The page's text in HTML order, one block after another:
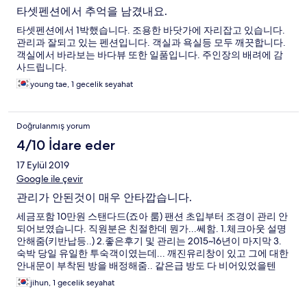
타셋펜션에서 추억을 남겼내요.
타셋펜션에서 1박했습니다. 조용한 바닷가에 자리잡고 있습니다.
관리과 잘되고 있는 펜션입니다. 객실과 욕실등 모두 깨끗합니다.
객실에서 바라보는 바다뷰 또한 일품입니다. 주인장의 배려에 감
사드립니다.
young tae, 1 gecelik seyahat
Doğrulanmış yorum
4/10 İdare eder
17 Eylül 2019
Google ile çevir
관리가 안된것이 매우 안타깝습니다.
세금포함 10만원 스탠다드(죠아 룸) 팬션 초입부터 조경이 관리 안
되어보였습니다. 직원분은 친절한데 뭔가...쎄함. 1.체크아웃 설명
안해줌(키반납등..) 2.좋은후기 및 관리는 2015~16년이 마지막 3.
숙박 당일 유일한 투숙객이였는데... 깨진유리창이 있고 그에 대한
안내문이 부착된 방을 배정해줌.. 같은급 방도 다 비어있었을텐
데.. 4.스탭이 안보임.. 찾다가 사장님 전화하니 전화연결됨. 5.방..
들어가자마자 곰팡이벽지, 녹쓴 냉장고, 부서진 수전, 곰팡이냄새,
jihun, 1 gecelik seyahat